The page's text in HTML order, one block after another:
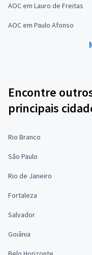
AOC em Lauro de Freitas
AOC em Paulo Afonso
Encontre
principais
Rio Branco
São Paulo
Rio de Janeiro
Fortaleza
Salvador
Goiânia